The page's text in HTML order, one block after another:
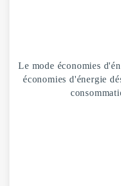
Le mode économies
économies d'énergie